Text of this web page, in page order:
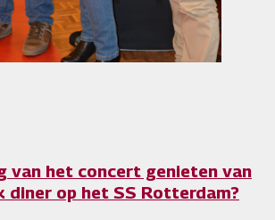
van het concert genieten van
diner op het SS Rotterdam?